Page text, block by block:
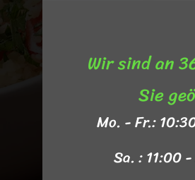
Wir sind an
Sie
Mo. - Fr.:
Sa. : 11:00